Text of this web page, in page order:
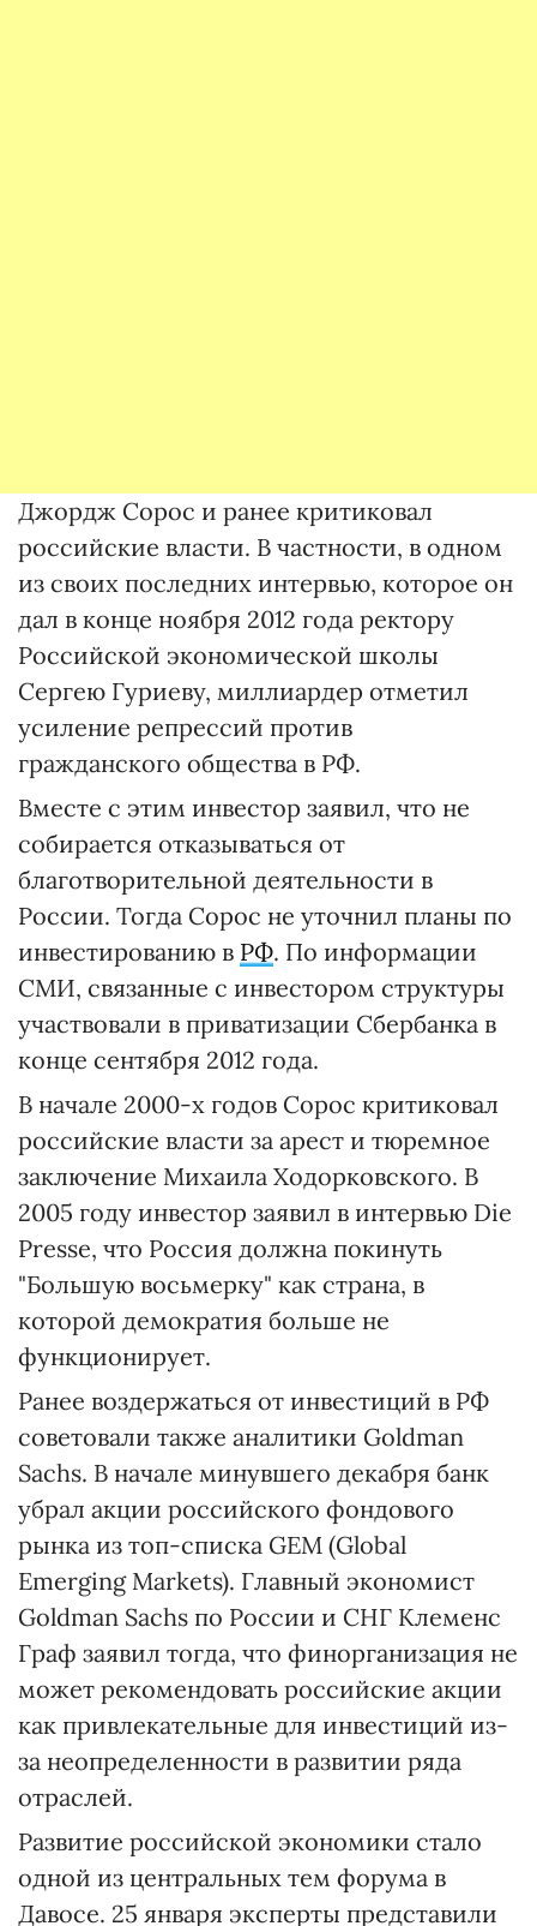
Джордж Сорос и ранее критиковал
российские власти. В частности, в одном
из своих последних интервью, которое он
дал в конце ноября 2012 года ректору
Российской экономической школы
Сергею Гуриеву, миллиардер отметил
усиление репрессий против
гражданского общества в РФ.
Вместе с этим инвестор заявил, что не
собирается отказываться от
благотворительной деятельности в
России. Тогда Сорос не уточнил планы по
инвестированию в РФ. По информации
СМИ, связанные с инвестором структуры
участвовали в приватизации Сбербанка в
конце сентября 2012 года.
В начале 2000-х годов Сорос критиковал
российские власти за арест и тюремное
заключение Михаила Ходорковского. В
2005 году инвестор заявил в интервью Die
Presse, что Россия должна покинуть
"Большую восьмерку" как страна, в
которой демократия больше не
функционирует.
Ранее воздержаться от инвестиций в РФ
советовали также аналитики Goldman
Sachs. В начале минувшего декабря банк
убрал акции российского фондового
рынка из топ-списка GEM (Global
Emerging Markets). Главный экономист
Goldman Sachs по России и СНГ Клеменс
Граф заявил тогда, что финорганизация не
может рекомендовать российские акции
как привлекательные для инвестиций из-
за неопределенности в развитии ряда
отраслей.
Развитие российской экономики стало
одной из центральных тем форума в
Давосе. 25 января эксперты представили